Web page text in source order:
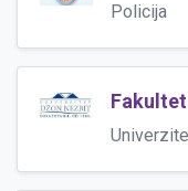
Policija